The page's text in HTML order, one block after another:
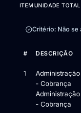
ITEM UNIDADE TOTAL
Critério: Não se
Itens da licitação
# DESCRIÇÃO
1
Administração
- Cobrança
Administração
- Cobrança